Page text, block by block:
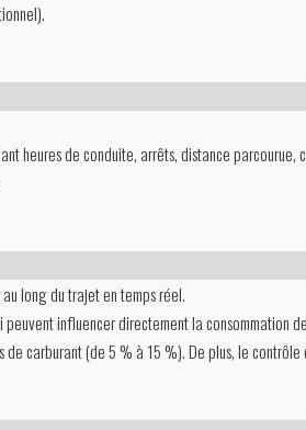
heures de conduite, arrêts, distance parcourue,
long du trajet en temps réel.
influencer directement la consommation
carburant (de 5 % à 15 %). De plus, le